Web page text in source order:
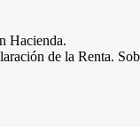
Hacienda.
de la Renta.